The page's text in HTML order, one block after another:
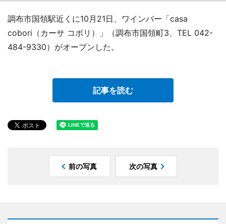
調布市国領駅近くに10月21日、ワインバー「casa
cobori（カーサ コボリ）」（調布市国領町3、TEL 042-
484-9330）がオープンした。
記事を読む
前の写真 次の写真